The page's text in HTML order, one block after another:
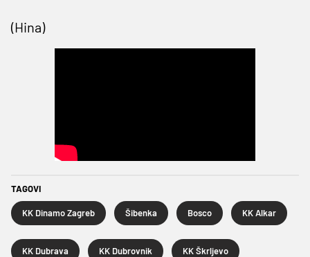
(Hina)
TAGOVI
KK Dinamo Zagreb Šibenka Bosco KK Alkar
KK Dubrava KK Dubrovnik KK Škrljevo